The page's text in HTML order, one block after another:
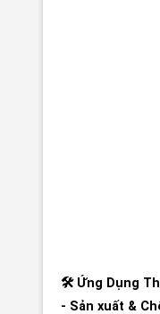
🛠 Ứng Dụng
- Sản xuất &